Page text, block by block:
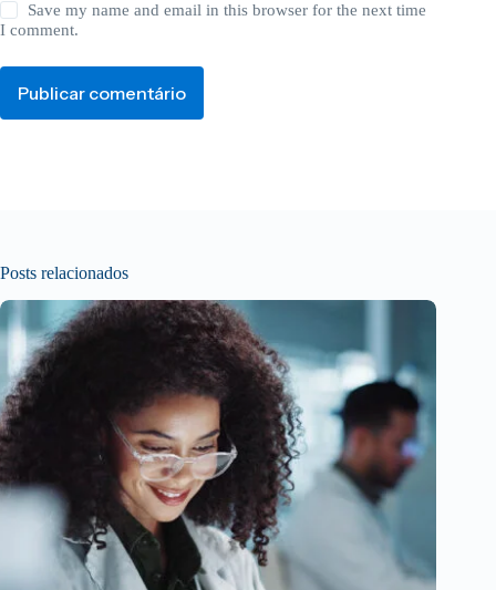
Save my name and email in this browser for the next time
I comment.
Publicar comentário
Posts relacionados